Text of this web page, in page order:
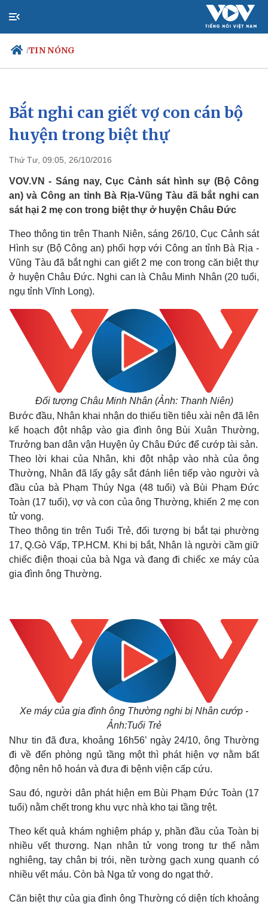
/TIN NÓNG
Chính trị
Tổ chức nhân sự
Nhận diện sự thật
Xã hội
Việc
Biển
Thế giới
Cuộc sống đó đây
Hồ sơ
Ảnh
Bắt nghi can giết vợ con cán bộ
huyện trong biệt thự
Thứ Tư, 09:05, 26/10/2016
VOV.VN - Sáng nay, Cục Cảnh sát hình sự (Bộ Công
an) và Công an tỉnh Bà Rịa-Vũng Tàu đã bắt nghi can
sát hại 2 mẹ con trong biệt thự ở huyện Châu Đức
Theo thông tin trên Thanh Niên, sáng 26/10, Cục Cảnh sát
Hình sự (Bộ Công an) phối hợp với Công an tỉnh Bà Rịa -
Vũng Tàu đã bắt nghi can giết 2 mẹ con trong căn biệt thự
ở huyện Châu Đức. Nghi can là Châu Minh Nhân (20 tuổi,
ngụ tỉnh Vĩnh Long).
Đối tượng Châu Minh Nhân (Ảnh: Thanh Niên)
Bước đầu, Nhân khai nhận do thiếu tiền tiêu xài nên đã lên
kế hoạch đột nhập vào gia đình ông Bùi Xuân Thường,
Trưởng ban dân vận Huyện ủy Châu Đức để cướp tài sản.
Theo lời khai của Nhân, khi đột nhập vào nhà của ông
Thường, Nhân đã lấy gậy sắt đánh liên tiếp vào người và
đầu của bà Phạm Thúy Nga (48 tuổi) và Bùi Phạm Đức
Toàn (17 tuổi), vợ và con của ông Thường, khiến 2 mẹ con
tử vong.
Theo thông tin trên Tuổi Trẻ, đối tượng bị bắt tại phường
17, Q.Gò Vấp, TP.HCM. Khi bị bắt, Nhân là người cầm giữ
chiếc điện thoại của bà Nga và đang đi chiếc xe máy của
gia đình ông Thường.
Xe máy của gia đình ông Thường nghi bị Nhân cướp -
Ảnh:Tuổi Trẻ
Như tin đã đưa, khoảng 16h56’ ngày 24/10, ông Thường
đi về đến phòng ngủ tầng một thì phát hiện vợ nằm bất
động nên hô hoán và đưa đi bệnh viện cấp cứu.
Sau đó, người dân phát hiện em Bùi Phạm Đức Toàn (17
tuổi) nằm chết trong khu vực nhà kho tại tầng trệt.
Theo kết quả khám nghiệm pháp y, phần đầu của Toàn bị
nhiều vết thương. Nạn nhân tử vong trong tư thế nằm
nghiêng, tay chân bị trói, nền tường gạch xung quanh có
nhiều vết máu. Còn bà Nga tử vong do ngạt thở.
Căn biệt thự của gia đình ông Thường có diện tích khoảng